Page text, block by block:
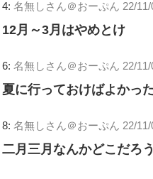
4:名無しさん＠おーぷん 22/
12月～3月はやめとけ
6:名無しさん＠おーぷん 22/
夏に行っておけばよかっ
8:名無しさん＠おーぷん 22/
二月三月なんかどこだろ